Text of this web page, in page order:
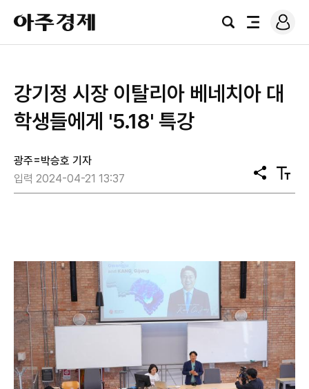
아
주
경
검
전
로
그
강기정 시장 이탈리아 베네치아 대
학생들에게 '5.18' 특강
광주=박승호 기자
입력 2024-04-21 13:37
공
유
텍
스